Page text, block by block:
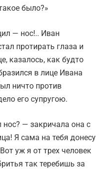
было?»
— нос!.. Иван
протирать глаза и
казалось, как будто
в лице Ивана
ничто против
его супругою.
нос? — закричала она с
Я сама на тебя донесу
уж я от трех человек
так теребишь за